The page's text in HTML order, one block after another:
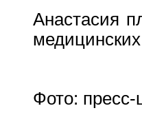
Анастасия
Фото: пресс-